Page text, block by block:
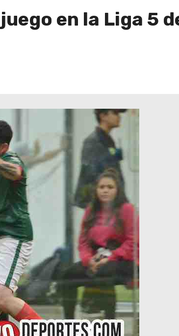
en la Liga 5